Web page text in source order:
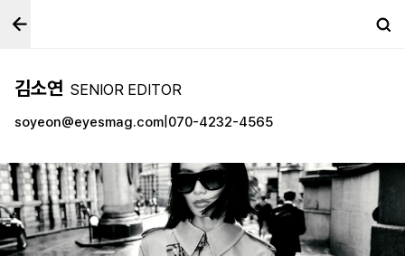
김소연 SENIOR EDITOR
soyeon@eyesmag.com 070-4232-4565